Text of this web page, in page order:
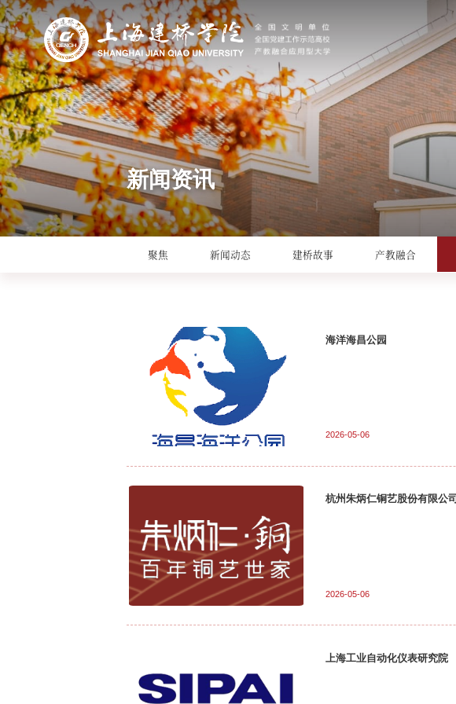
新闻资讯
聚焦 新闻动态 建桥故事 产教融合
海洋海昌公园
2026-05-06
杭州朱炳仁铜艺股份有限公司
2026-05-06
上海工业自动化仪表研究院